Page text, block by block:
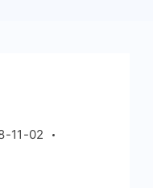
11-02